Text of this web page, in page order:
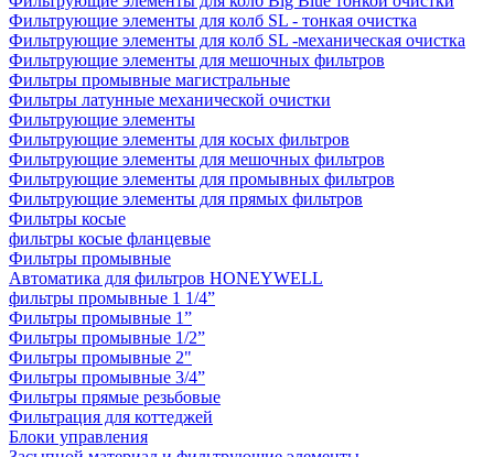
Фильтрующие элементы для колб SL - тонкая очистка
Фильтрующие элементы для колб SL -механическая очистка
Фильтрующие элементы для мешочных фильтров
Фильтры промывные магистральные
Фильтры латунные механической очистки
Фильтрующие элементы
Фильтрующие элементы для косых фильтров
Фильтрующие элементы для мешочных фильтров
Фильтрующие элементы для промывных фильтров
Фильтрующие элементы для прямых фильтров
Фильтры косые
фильтры косые фланцевые
Фильтры промывные
Автоматика для фильтров HONEYWELL
фильтры промывные 1 1/4”
Фильтры промывные 1”
Фильтры промывные 1/2”
Фильтры промывные 2"
Фильтры промывные 3/4”
Фильтры прямые резьбовые
Фильтрация для коттеджей
Блоки управления